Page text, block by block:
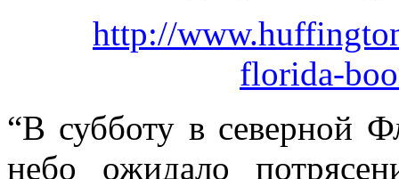
http://
florida-
“В субботу в северной
небо ожидало